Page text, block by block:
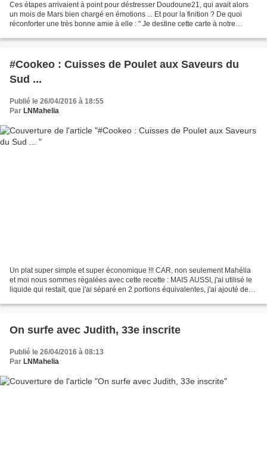
Ces étapes arrivaient à point pour déstresser Doudoune21, qui avait alors
un mois de Mars bien chargé en émotions ... Et pour la finition ? De quoi
réconforter une très bonne amie à elle : " Je destine cette carte à notre
#Cookeo : Cuisses de Poulet aux Saveurs du
Sud ...
Publié le 26/04/2016 à 18:55
Par LNMahelia
Un plat super simple et super économique !!! CAR, non seulement Mahélia
et moi nous sommes régalées avec cette recette : MAIS AUSSI, j'ai utilisé le
liquide qui restait, que j'ai séparé en 2 portions équivalentes, j'ai ajouté des
On surfe avec Judith, 33e inscrite
Publié le 26/04/2016 à 08:13
Par LNMahelia